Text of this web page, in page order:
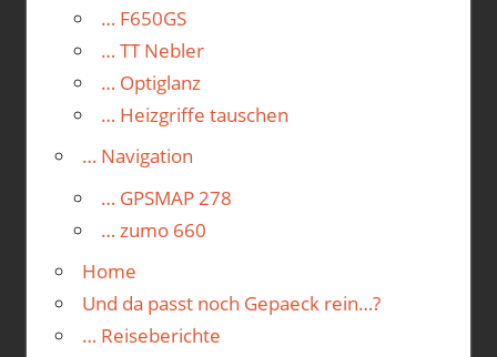
… F650GS
… TT Nebler
… Optiglanz
… Heizgriffe tauschen
… Navigation
… GPSMAP 278
… zumo 660
Home
Und da passt noch Gepaeck rein…?
… Reiseberichte